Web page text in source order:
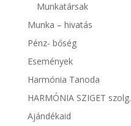
Munkatársak
Munka – hivatás
Pénz- bőség
Események
Harmónia Tanoda
HARMÓNIA SZIGET szolg.
Ajándékaid